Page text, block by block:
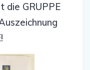
die GRUPPE